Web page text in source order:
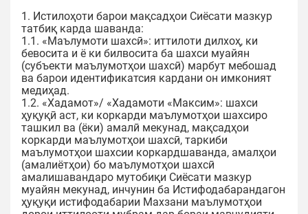
1. Истилоҳоти барои мақсадҳои Сиёсати мазкур
татбиқ карда шаванда:
1.1. «Маълумоти шахсӣ»: иттилоти дилхоҳ, ки
бевосита и ё ки билвосита ба шахси муайян
(субъекти маълумотҳои шахсӣ) марбут мебошад
ва барои идентификатсия кардани он имконият
медиҳад.
1.2. «Хадамот»/ «Хадамоти «Максим»: шахси
ҳуқуқӣ аст, ки коркарди маълумотҳои шахсиро
ташкил ва (ёки) амалӣ мекунад, мақсадҳои
коркарди маълумотҳои шахсӣ, таркиби
маълумотҳои шахсии коркардшаванда, амалҳои
(амалиётҳои) бо маълумотҳои шахсӣ
амалишавандаро мутобиқи Сиёсати мазкур
муайян мекунад, инчунин ба Истифодабарандагон
ҳуқуқи истифодабарии Махзани маълумотҳои